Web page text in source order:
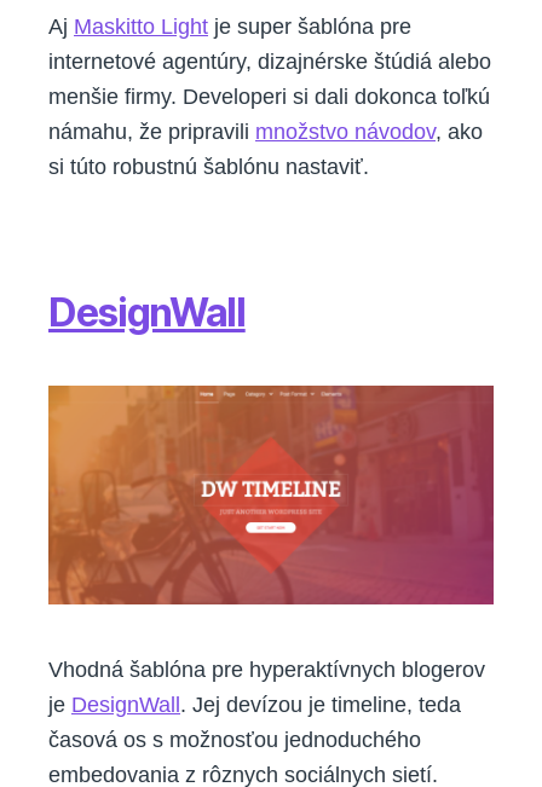
Aj Maskitto Light je super šablóna pre
internetové agentúry, dizajnérske štúdiá alebo
menšie firmy. Developeri si dali dokonca toľkú
námahu, že pripravili množstvo návodov, ako
si túto robustnú šablónu nastaviť.
DesignWall
Vhodná šablóna pre hyperaktívnych blogerov
je DesignWall . Jej devízou je timeline, teda
časová os s možnosťou jednoduchého
embedovania z rôznych sociálnych sietí.